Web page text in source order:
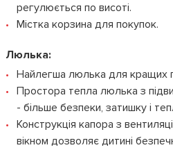
регулюється по висоті.
Містка корзина для покупок.
Люлька:
Найлегша люлька для кращих
Простора тепла люлька з
- більше безпеки, затишку і
Конструкція капора з
вікном дозволяє дитині